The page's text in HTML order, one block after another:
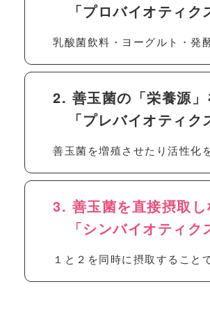
「プロバイオティク
乳酸菌飲料・ヨーグルト・発
2. 善玉菌の「栄養源」
「プレバイオティク
善玉菌を増殖させたり活性化
3. 善玉菌を直接摂取
「シンバイオティク
１と２を同時に摂取すること